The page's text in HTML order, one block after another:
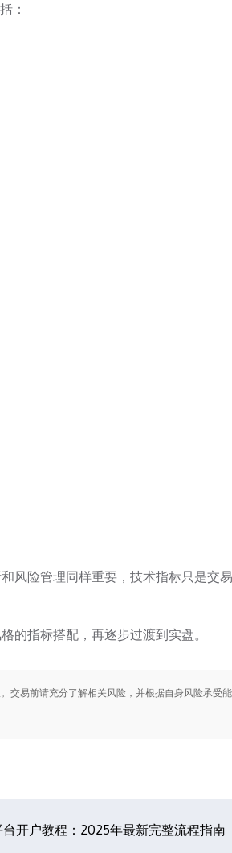
：
风险管理同样重要，技术指标只是交
的指标搭配，再逐步过渡到实盘。
交易前请充分了解相关风险，并根据自身风险承受
开户教程：2025年最新完整流程指南